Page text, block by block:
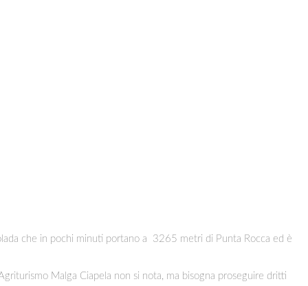
che in pochi minuti portano a 3265 metri di Punta Rocca ed è
Malga Ciapela non si nota, ma bisogna proseguire dritti